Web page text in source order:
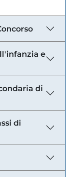
e
di
di